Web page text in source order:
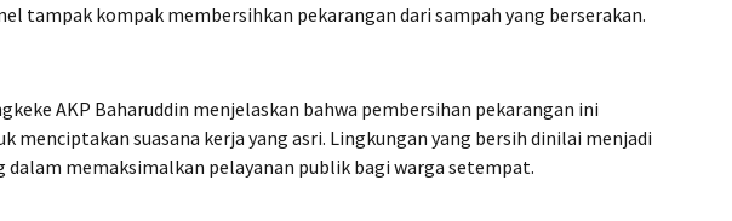
tampak kompak membersihkan pekarangan dari sampah yang berserakan.
AKP Baharuddin menjelaskan bahwa pembersihan pekarangan ini
menciptakan suasana kerja yang asri. Lingkungan yang bersih dinilai menjadi
memaksimalkan pelayanan publik bagi warga setempat.